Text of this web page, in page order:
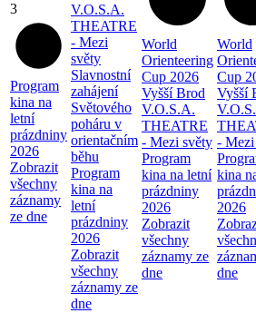
3
Program
kina na
letní
prázdniny
2026
Zobrazit
všechny
záznamy
ze dne
V.O.S.A.
THEATRE
- Mezi
světy
Slavnostní
zahájení
Světového
poháru v
orientačním
běhu
Program
kina na
letní
prázdniny
2026
Zobrazit
všechny
záznamy ze
dne
World
Orienteering
Cup 2026
Vyšší Brod
V.O.S.A.
THEATRE
- Mezi světy
Program
kina na letní
prázdniny
2026
Zobrazit
všechny
záznamy ze
dne
World
Cup
Vyšší
-
kina
2026
dne